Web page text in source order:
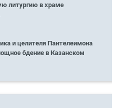
литургию в храме
и целителя Пантелеимона
бдение в Казанском